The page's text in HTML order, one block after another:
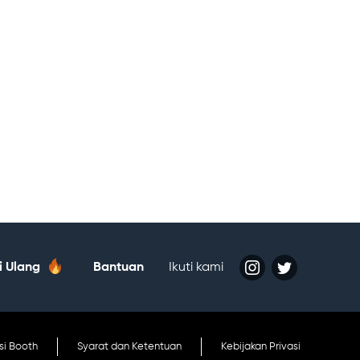
Ulang Bantuan Ikuti kami
Booth Syarat dan Ketentuan Kebijakan Privasi